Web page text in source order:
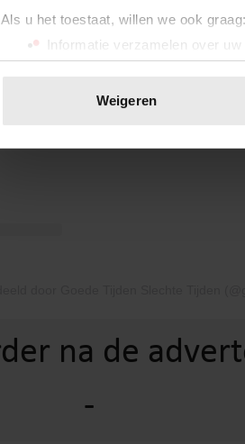
Als u het toestaat, willen we ook graag:
Informatie verzamelen over
Uw apparaat identificeren
toestemming op elk moment wijzigen
We gebruiken cookies om content
websiteverkeer te analyseren. Ook
media, adverteren en analyse. Deze
Weigeren